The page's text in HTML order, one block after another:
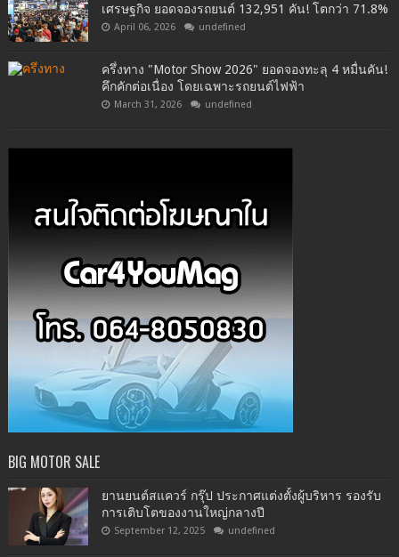
เศรษฐกิจ ยอดจองรถยนต์ 132,951 คัน! โตกว่า 71.8%
April 06, 2026 undefined
ครึ่งทาง "Motor Show 2026" ยอดจองทะลุ 4 หมื่นคัน!
คึกคักต่อเนื่อง โดยเฉพาะรถยนต์ไฟฟ้า
March 31, 2026 undefined
BIG MOTOR SALE
ยานยนต์สแควร์ กรุ๊ป ประกาศแต่งตั้งผู้บริหาร รองรับ
การเติบโตของงานใหญ่กลางปี
September 12, 2025 undefined